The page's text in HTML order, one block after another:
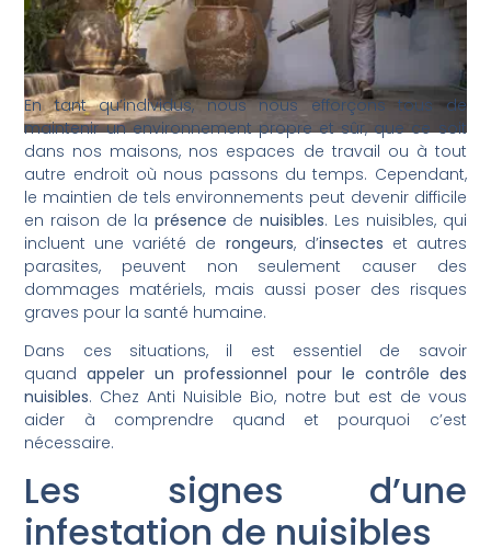
En tant qu’individus, nous nous efforçons tous de
maintenir un environnement propre et sûr, que ce soit
dans nos maisons, nos espaces de travail ou à tout
autre endroit où nous passons du temps. Cependant,
le maintien de tels environnements peut devenir difficile
en raison de la présence denuisibles. Les nuisibles, qui
incluent une variété de rongeurs, d’insectes et autres
parasites, peuvent non seulement causer des
dommages matériels, mais aussi poser des risques
graves pour la santé humaine.
Dans ces situations, il est essentiel de savoir
quandappeler un professionnel pour le contrôle des
nuisibles. Chez Anti Nuisible Bio, notre but est de vous
aider à comprendre quand et pourquoi c’est
nécessaire.
Les signes d’une
infestation de nuisibles